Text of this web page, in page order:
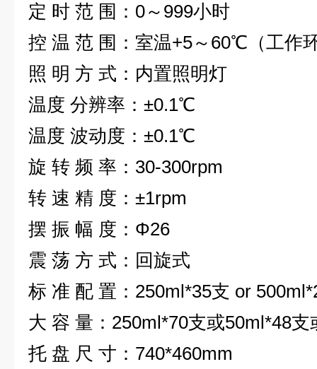
定 时 范 围：0～999小时
控 温 范 围：室温+5～60℃（工作
照 明 方 式：内置照明灯
温度 分辨率：±0.1℃
温度 波动度：±0.1℃
旋 转 频 率：30-300rpm
转 速 精 度：±1rpm
摆 振 幅 度：Φ26
震 荡 方 式：回旋式
标 准 配 置：250ml*35支 or
大 容 量：250ml*70支或50ml*48支
托 盘 尺 寸：740*460mm